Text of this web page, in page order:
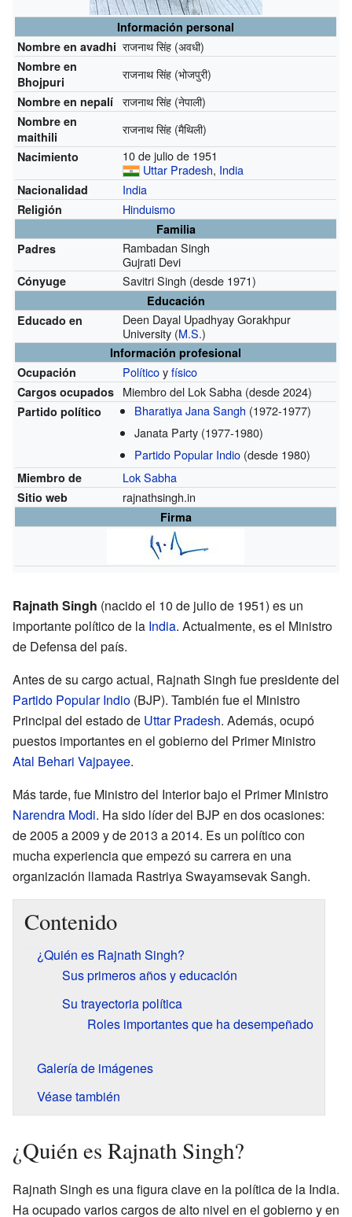
Información personal
Nombre en avadhi राजनाथ सिंह (अवधी)
Nombre en
Bhojpuri
राजनाथ सिंह (भोजपुरी)
Nombre en nepalí राजनाथ सिंह (नेपाली)
Nombre en
maithili
राजनाथ सिंह (मैथिली)
Nacimiento
10 de julio de 1951
Uttar Pradesh, India
Nacionalidad India
Religión Hinduismo
Familia
Padres
Rambadan Singh
Gujrati Devi
Cónyuge Savitri Singh (desde 1971)
Educación
Educado en
Deen Dayal Upadhyay Gorakhpur
University (M.S.)
Información profesional
Ocupación
Políticoyfísico
Cargos ocupados Miembro del Lok Sabha (desde 2024)
Partido político Bharatiya Jana Sangh (1972-1977)
Janata Party (1977-1980)
Partido Popular Indio (desde 1980)
Miembro de Lok Sabha
Sitio web rajnathsingh.in
Firma
Rajnath Singh (nacido el 10 de julio de 1951) es un
importante político de la India. Actualmente, es el Ministro
de Defensa del país.
Antes de su cargo actual, Rajnath Singh fue presidente del
Partido Popular Indio (BJP). También fue el Ministro
Principal del estado de Uttar Pradesh. Además, ocupó
puestos importantes en el gobierno del Primer Ministro
Atal Behari Vajpayee.
Más tarde, fue Ministro del Interior bajo el Primer Ministro
Narendra Modi. Ha sido líder del BJP en dos ocasiones:
de 2005 a 2009 y de 2013 a 2014. Es un político con
mucha experiencia que empezó su carrera en una
organización llamada Rastriya Swayamsevak Sangh.
Contenido
¿Quién es Rajnath Singh?
Sus primeros años y educación
Su trayectoria política
Roles importantes que ha desempeñado
Galería de imágenes
Véase también
¿Quién es Rajnath Singh?
Rajnath Singh es una figura clave en la política de la India.
Ha ocupado varios cargos de alto nivel en el gobierno y en